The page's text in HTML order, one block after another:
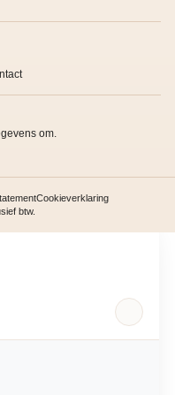
om.
Cookieverklaring
btw.